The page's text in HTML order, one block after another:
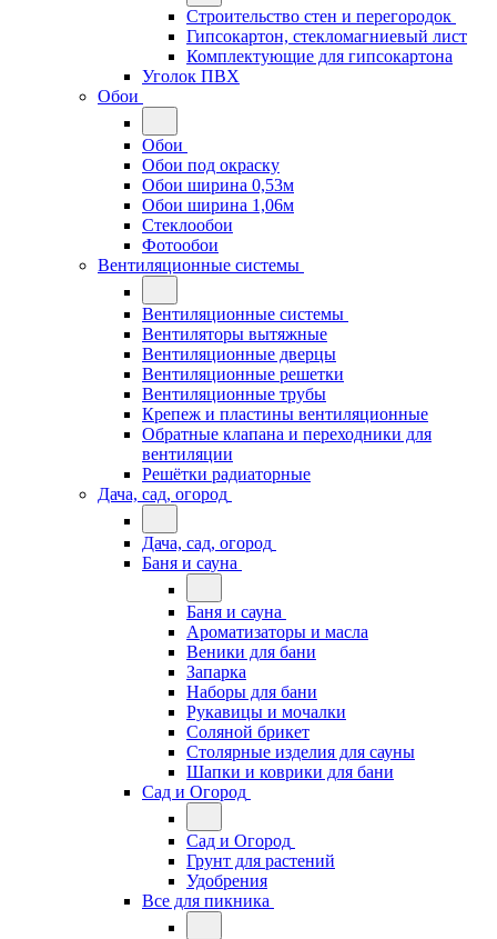
Строительство стен и перегородок
Гипсокартон, стекломагниевый лист
Комплектующие для гипсокартона
Уголок ПВХ
Обои
Обои
Обои под окраску
Обои ширина 0,53м
Обои ширина 1,06м
Стеклообои
Фотообои
Вентиляционные системы
Вентиляционные системы
Вентиляторы вытяжные
Вентиляционные дверцы
Вентиляционные решетки
Вентиляционные трубы
Крепеж и пластины вентиляционные
Обратные клапана и переходники для
вентиляции
Решётки радиаторные
Дача, сад, огород
Дача, сад, огород
Баня и сауна
Баня и сауна
Ароматизаторы и масла
Веники для бани
Запарка
Наборы для бани
Рукавицы и мочалки
Соляной брикет
Столярные изделия для сауны
Шапки и коврики для бани
Сад и Огород
Сад и Огород
Грунт для растений
Удобрения
Все для пикника